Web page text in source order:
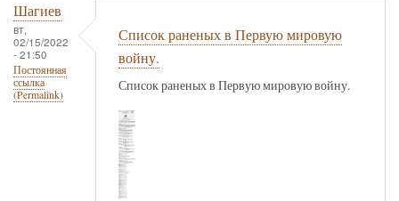
Шагиев
вт,
02/15/2022
- 21:50
Постоянная
ссылка
(Permalink)
Список раненых в Первую мировую
войну.
Список раненых в Первую мировую войну.